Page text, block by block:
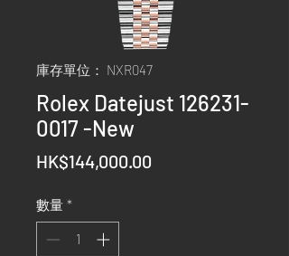
庫存單位： NXR047
Rolex Datejust 126231-
0017 -New
HK$144,000.00
數量 *